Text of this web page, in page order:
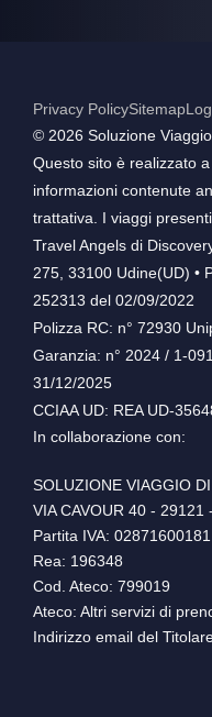
Privacy PolicySitemap
©️ 2026 Soluzione
Questo sito è realizzato
informazioni contenute
trattativa. I viaggi
Travel Angels di
275, 33100 Udine(UD) •
252313 del 02/09/2022
Polizza RC: n° 72930
Garanzia: n° 2024 / 1-
31/12/2025
CCIAA UD: REA UD-
In collaborazione con:
SOLUZIONE VIAGGIO
VIA CAVOUR 40 - 29121
Partita IVA: 02871600181
Rea: 196348
Cod. Ateco: 799019
Ateco: Altri servizi di
Indirizzo email del